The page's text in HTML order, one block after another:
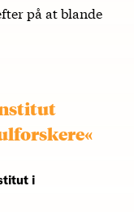
på at blande
i